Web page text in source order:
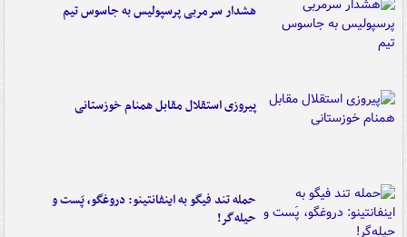
هشدار سرمربی پرسپولیس به جاسوس تیم
پیروزی استقلال مقابل همنام خوزستانی
حمله تند فیگو به اینفانتینو: دروغگو، پَست‌ و
حیله‌گر!